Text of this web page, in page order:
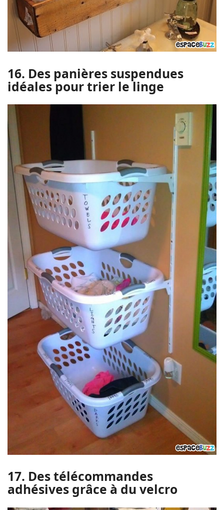
16. Des panières suspendues
idéales pour trier le linge
17. Des télécommandes
adhésives grâce à du velcro